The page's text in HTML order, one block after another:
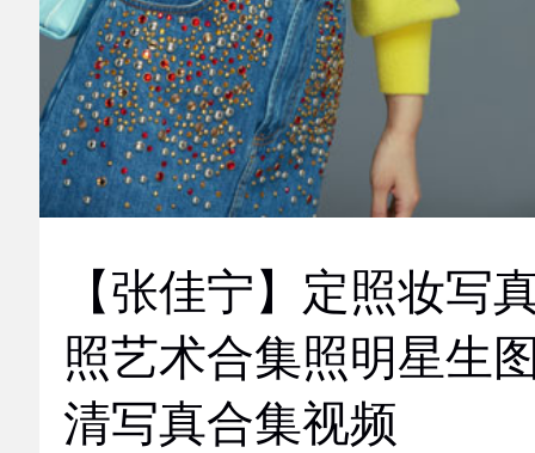
【张佳宁】定照妆写
照艺术合集照明星生
清写真合集视频